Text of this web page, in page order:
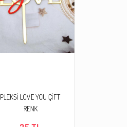
PLEKSİ LOVE YOU ÇİFT
RENK